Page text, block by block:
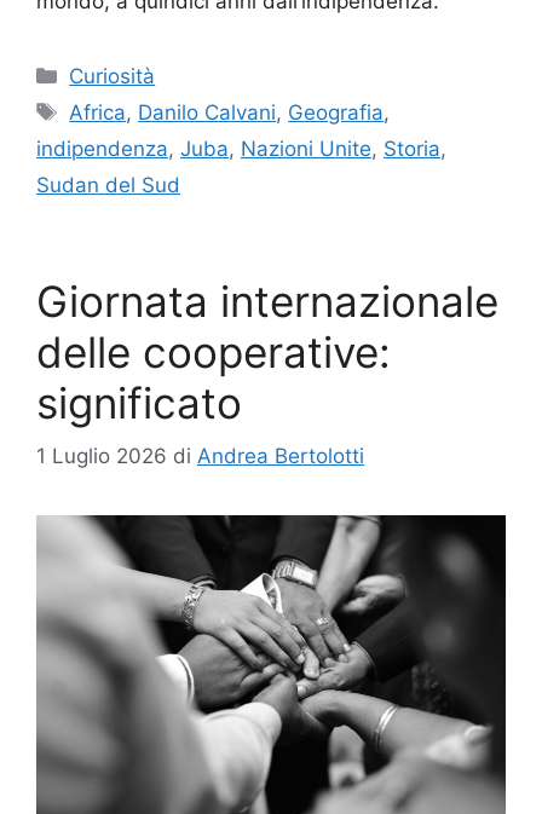
Categorie
Curiosità
Tag
Africa, Danilo Calvani, Geografia,
indipendenza, Juba, Nazioni Unite, Storia,
Sudan del Sud
Giornata internazionale
delle cooperative:
significato
1 Luglio 2026 di Andrea Bertolotti